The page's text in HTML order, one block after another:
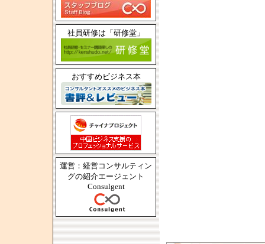
社員研修は「研修堂」
おすすめビジネス本
運営：経営コンサルティン
グの紹介エージェント
Consulgent